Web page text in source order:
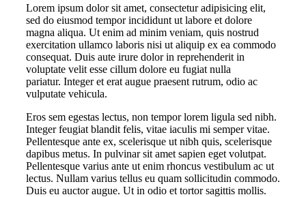
Lorem ipsum dolor sit amet, consectetur adipisicing elit,
sed do eiusmod tempor incididunt ut labore et dolore
magna aliqua. Ut enim ad minim veniam, quis nostrud
exercitation ullamco laboris nisi ut aliquip ex ea commodo
consequat. Duis aute irure dolor in reprehenderit in
voluptate velit esse cillum dolore eu fugiat nulla
pariatur. Integer et erat augue praesent rutrum, odio ac
vulputate vehicula.
Eros sem egestas lectus, non tempor lorem ligula sed nibh.
Integer feugiat blandit felis, vitae iaculis mi semper vitae.
Pellentesque ante ex, scelerisque ut nibh quis, scelerisque
dapibus metus. In pulvinar sit amet sapien eget volutpat.
Pellentesque varius ante ut enim rhoncus vestibulum ac ut
lectus. Nullam varius tellus eu quam sollicitudin commodo.
Duis eu auctor augue. Ut in odio et tortor sagittis mollis.